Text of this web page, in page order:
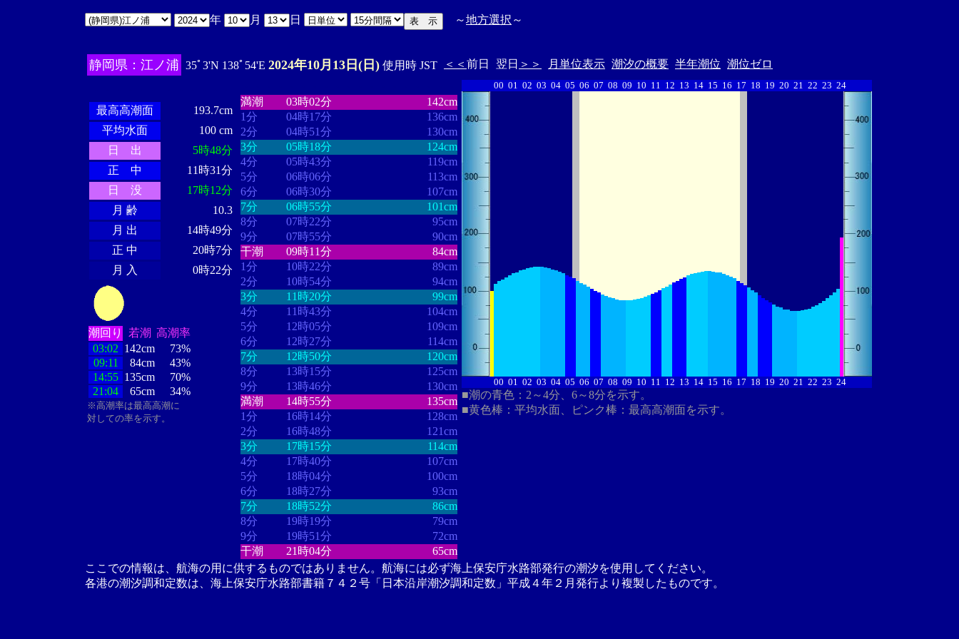
年 月 日 ～地方選択 ～
静岡県：江ノ浦 35ﾟ3'N 138ﾟ54'E 2024年10月13日(日) 使用時 JST ＜＜ 前日 翌日 ＞＞ 月単位表示 潮汐の概要 半年潮位 潮位ゼロ
最高高潮面
193.7cm
平均水面
100 cm
日 出
5時48分
正 中
11時31分
日 没
17時12分
月 齢
10.3
月 出
14時49分
正 中
20時7分
月 入
0時22分
潮回り 若潮 高潮率
03:02 142cm
73%
09:11
84cm
43%
14:55 135cm
70%
21:04
65cm 34%
※高潮率は最高高潮に
対しての率を示す。
満潮
03時02分
142cm
1分
04時17分
136cm
2分
04時51分
130cm
3分
05時18分
124cm
4分
05時43分
119cm
5分
06時06分
113cm
6分
06時30分
107cm
7分
06時55分
101cm
8分
07時22分
95cm
9分
07時55分
90cm
干潮
09時11分
84cm
1分
10時22分
89cm
2分
10時54分
94cm
3分
11時20分
99cm
4分
11時43分
104cm
5分
12時05分
109cm
6分
12時27分
114cm
7分
12時50分
120cm
8分
13時15分
125cm
9分
13時46分
130cm
満潮
14時55分
135cm
1分
16時14分
128cm
2分
16時48分
121cm
3分
17時15分
114cm
4分
17時40分
107cm
5分
18時04分
100cm
6分
18時27分
93cm
7分
18時52分
86cm
8分
19時19分
79cm
9分
19時51分
72cm
干潮
21時04分 65cm
00 01 02 03 04 05 06 07 08 09 10 11 12 13 14 15 16 17 18 19 20 21 22 23 24
00 01 02 03 04 05 06 07 08 09 10 11 12 13 14 15 16 17 18 19 20 21 22 23 24
■潮の青色：2～4分、6～8分を示す。
■黄色棒：平均水面、ピンク棒：最高高潮面を示す。
ここでの情報は、航海の用に供するものではありません。航海には必ず海上保安庁水路部発行の潮汐を使用してください。
各港の潮汐調和定数は、海上保安庁水路部書籍７４２号「日本沿岸潮汐調和定数」平成４年２月発行より複製したものです。